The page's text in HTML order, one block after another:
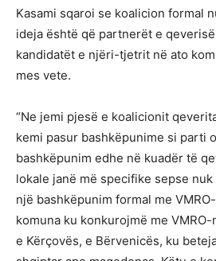
Kasami sqaroi se koalicion formal
ideja është që partnerët e
kandidatët e njëri-tjetrit në ato
mes vete.
“Ne jemi pjesë e koalicionit
kemi pasur bashkëpunime si parti
bashkëpunim edhe në kuadër të
lokale janë më specifike sepse
një bashkëpunim formal me
komuna ku konkurojmë me
e Kërçovës, e Bërvenicës, ku